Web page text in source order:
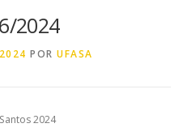
2024
POR UFASA
2024